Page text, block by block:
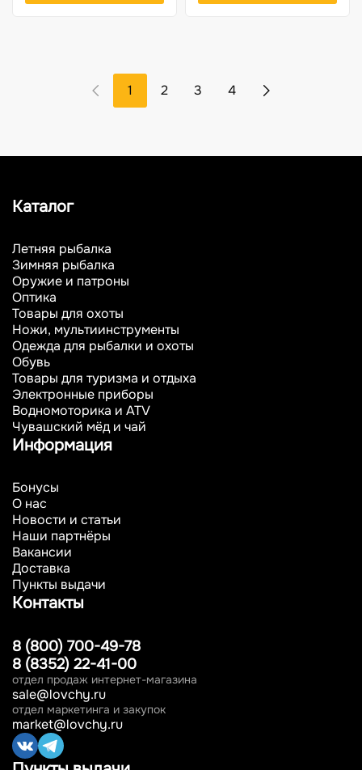
1 2 3 4
Каталог
Летняя рыбалка
Зимняя рыбалка
Оружие и патроны
Оптика
Товары для охоты
Ножи, мультиинструменты
Одежда для рыбалки и охоты
Обувь
Товары для туризма и отдыха
Электронные приборы
Водномоторика и ATV
Чувашский мёд и чай
Информация
Бонусы
О нас
Новости и статьи
Наши партнёры
Вакансии
Доставка
Пункты выдачи
Контакты
8 (800) 700-49-78
8 (8352) 22-41-00
отдел продаж интернет-магазина
sale@lovchy.ru
отдел маркетинга и закупок
market@lovchy.ru